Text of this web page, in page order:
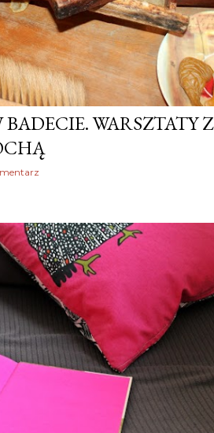
BADECIE. WARSZTATY Z